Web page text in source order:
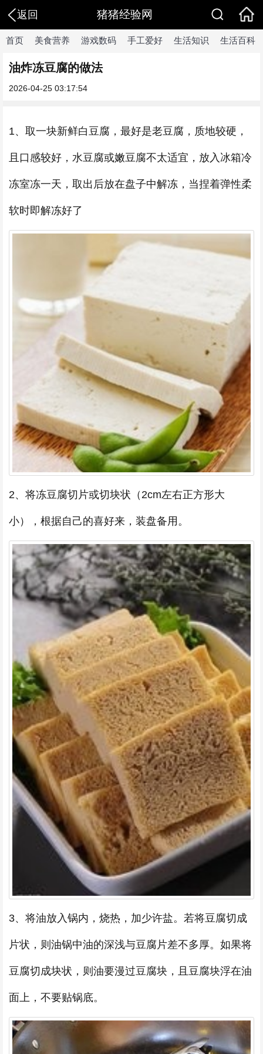
返回 猪猪经验网
首页 美食营养 游戏数码 手工爱好 生活知识 生活百科
油炸冻豆腐的做法
2026-04-25 03:17:54
1、取一块新鲜白豆腐，最好是老豆腐，质地较硬，
且口感较好，水豆腐或嫩豆腐不太适宜，放入冰箱冷
冻室冻一天，取出后放在盘子中解冻，当捏着弹性柔
软时即解冻好了
2、将冻豆腐切片或切块状（2cm左右正方形大
小），根据自己的喜好来，装盘备用。
3、将油放入锅内，烧热，加少许盐。若将豆腐切成
片状，则油锅中油的深浅与豆腐片差不多厚。如果将
豆腐切成块状，则油要漫过豆腐块，且豆腐块浮在油
面上，不要贴锅底。